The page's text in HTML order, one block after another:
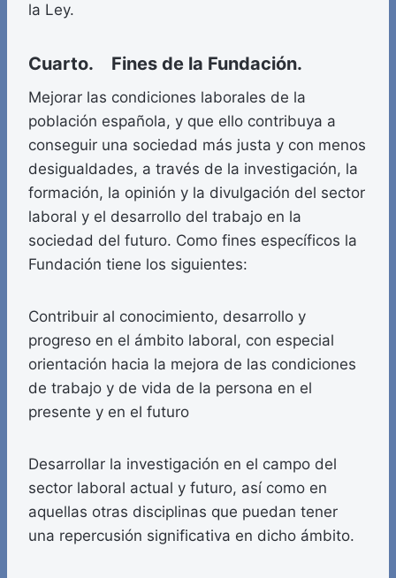
la Ley.
Cuarto. Fines de la Fundación.
Mejorar las condiciones laborales de la
población española, y que ello contribuya a
conseguir una sociedad más justa y con menos
desigualdades, a través de la investigación, la
formación, la opinión y la divulgación del sector
laboral y el desarrollo del trabajo en la
sociedad del futuro. Como fines específicos la
Fundación tiene los siguientes:
Contribuir al conocimiento, desarrollo y
progreso en el ámbito laboral, con especial
orientación hacia la mejora de las condiciones
de trabajo y de vida de la persona en el
presente y en el futuro
Desarrollar la investigación en el campo del
sector laboral actual y futuro, así como en
aquellas otras disciplinas que puedan tener
una repercusión significativa en dicho ámbito.